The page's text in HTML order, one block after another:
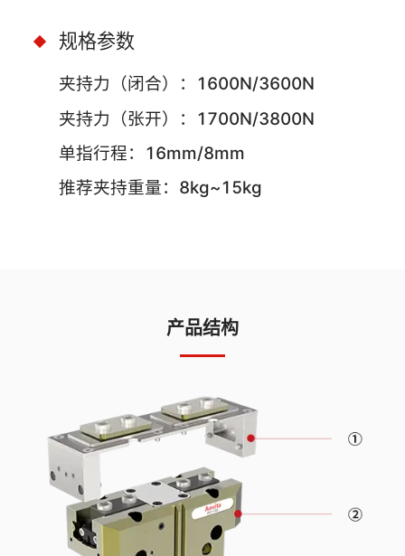
规格参数
夹持力（闭合）：1600N/3600N
夹持力（张开）：1700N/3800N
单指行程：16mm/8mm
推荐夹持重量：8kg~15kg
产品结构